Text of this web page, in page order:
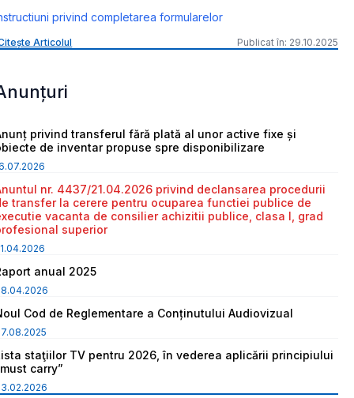
privind completarea formularelor
Articolul Publicat în: 29.10.2025
privind transferul fără plată al unor active fixe și
de inventar propuse spre disponibilizare
nr. 4437/21.04.2026 privind declansarea procedurii
transfer la cerere pentru ocuparea functiei publice de
vacanta de consilier achizitii publice, clasa I, grad
superior
anual 2025
Cod de Reglementare a Conținutului Audiovizual
staţiilor TV pentru 2026, în vederea aplicării principiului
carry”